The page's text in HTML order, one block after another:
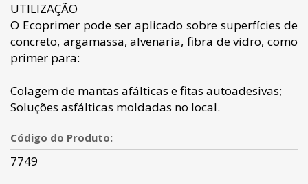
UTILIZAÇÃO
O Ecoprimer pode ser aplicado sobre superfícies de
concreto, argamassa, alvenaria, fibra de vidro, como
primer para:
Colagem de mantas afálticas e fitas autoadesivas;
Soluções asfálticas moldadas no local.
Código do Produto:
7749